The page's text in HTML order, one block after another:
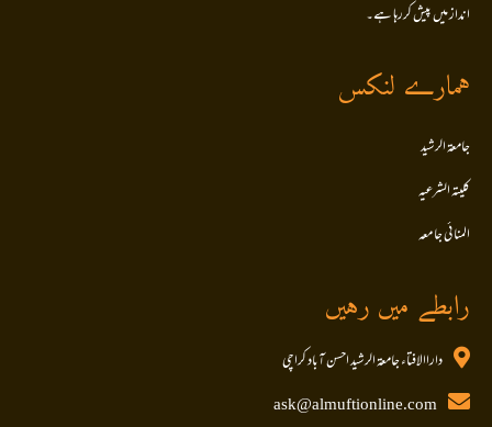
انداز میں پیش کررہا ہے۔
ہمارے لنکس
جامعۃ الرشید
کلیتہ الشرعیہ
المنا ئی جا معہ
رابطے میں رہیں
داراالافتاء جامعۃ الرشید احسن آباد کراچی
ask@almuftionline.com